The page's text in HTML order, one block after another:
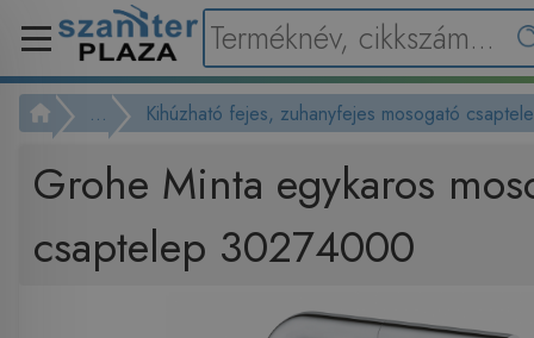
... Kihúzható fejes, zuhanyfejes mosogató
Grohe Minta egykaros
csaptelep 30274000